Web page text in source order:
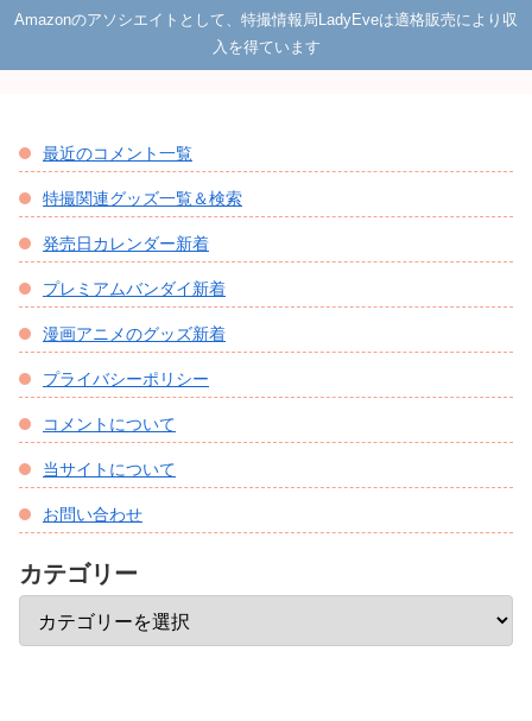
Amazonのアソシエイトとして、特撮情報局LadyEveは適格販売により収
入を得ています
最近のコメント一覧
特撮関連グッズ一覧＆検索
発売日カレンダー新着
プレミアムバンダイ新着
漫画アニメのグッズ新着
プライバシーポリシー
コメントについて
当サイトについて
お問い合わせ
カテゴリー